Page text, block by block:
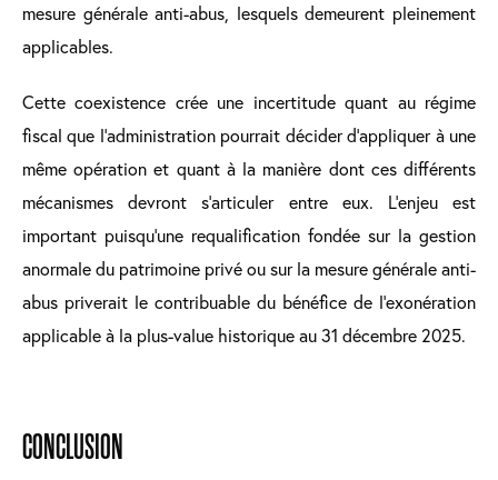
mesure générale anti-abus, lesquels demeurent pleinement
applicables.
Cette coexistence crée une incertitude quant au régime
fiscal que l’administration pourrait décider d’appliquer à une
même opération et quant à la manière dont ces différents
mécanismes devront s’articuler entre eux. L’enjeu est
important puisqu’une requalification fondée sur la gestion
anormale du patrimoine privé ou sur la mesure générale anti-
abus priverait le contribuable du bénéfice de l’exonération
applicable à la plus-value historique au 31 décembre 2025.
CONCLUSION